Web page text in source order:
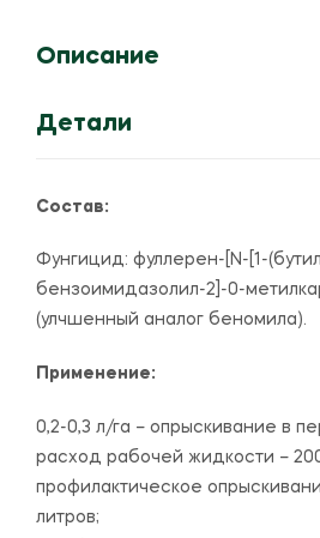
Описание
Детали
Состав:
Фунгицид: фуллерен-[N-[1-
бензоимидазолил-2]-0-
(улчшенный аналог беномила).
Применение:
0,2-0,3 л/га – опрыскивание в
расход рабочей жидкости –
профилактическое
литров;